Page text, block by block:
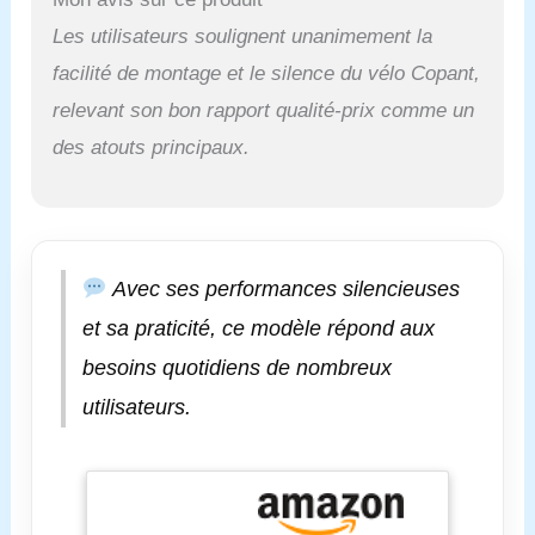
assure confort et
posture correcte
trajets. Les pédales
empêchent la casse
en acier allié et
cadre triangulaire
robuste qui peut
supporter un poids de
en douceur et
Les utilisateurs soulignent unanimement la
facilité de montage et le silence du vélo Copant,
relevant son bon rapport qualité-prix comme un
des atouts principaux.
Avec ses performances silencieuses
et sa praticité, ce modèle répond aux
besoins quotidiens de nombreux
utilisateurs.